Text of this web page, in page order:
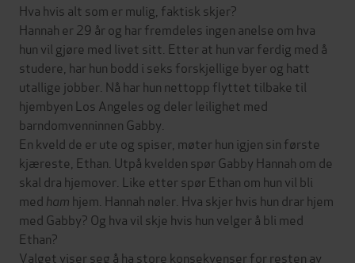
Hva hvis alt som er mulig, faktisk skjer?
Hannah er 29 år og har fremdeles ingen anelse om hva
hun vil gjøre med livet sitt. Etter at hun var ferdig med å
studere, har hun bodd i seks forskjellige byer og hatt
utallige jobber. Nå har hun nettopp flyttet tilbake til
hjembyen Los Angeles og deler leilighet med
barndomvenninnen Gabby.
En kveld de er ute og spiser, møter hun igjen sin første
kjæreste, Ethan. Utpå kvelden spør Gabby Hannah om de
skal dra hjemover. Like etter spør Ethan om hun vil bli
med ham hjem. Hannah nøler. Hva skjer hvis hun drar hjem
med Gabby? Og hva vil skje hvis hun velger å bli med
Ethan?
Valget viser seg å ha store konsekvenser for resten av